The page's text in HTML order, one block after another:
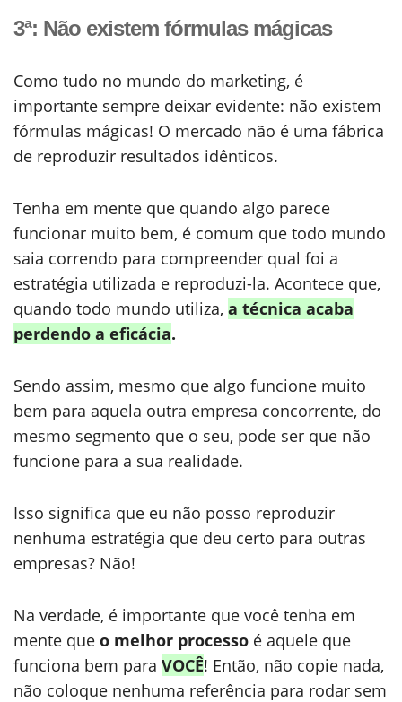
3ª: Não existem fórmulas mágicas
Como tudo no mundo do marketing, é
importante sempre deixar evidente: não existem
fórmulas mágicas! O mercado não é uma fábrica
de reproduzir resultados idênticos.
Tenha em mente que quando algo parece
funcionar muito bem, é comum que todo mundo
saia correndo para compreender qual foi a
estratégia utilizada e reproduzi-la. Acontece que,
quando todo mundo utiliza, a técnica acaba
perdendo a eficácia.
Sendo assim, mesmo que algo funcione muito
bem para aquela outra empresa concorrente, do
mesmo segmento que o seu, pode ser que não
funcione para a sua realidade.
Isso significa que eu não posso reproduzir
nenhuma estratégia que deu certo para outras
empresas? Não!
Na verdade, é importante que você tenha em
mente que o melhor processo é aquele que
funciona bem para VOCÊ! Então, não copie nada,
não coloque nenhuma referência para rodar sem